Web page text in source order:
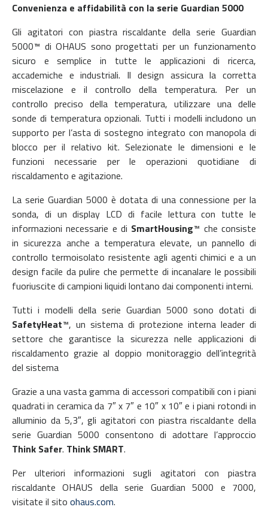
Convenienza e affidabilità con la serie Guardian 5000
Gli agitatori con piastra riscaldante della serie Guardian
5000™ di OHAUS sono progettati per un funzionamento
sicuro e semplice in tutte le applicazioni di ricerca,
accademiche e industriali. Il design assicura la corretta
miscelazione e il controllo della temperatura. Per un
controllo preciso della temperatura, utilizzare una delle
sonde di temperatura opzionali. Tutti i modelli includono un
supporto per l’asta di sostegno integrato con manopola di
blocco per il relativo kit. Selezionate le dimensioni e le
funzioni necessarie per le operazioni quotidiane di
riscaldamento e agitazione.
La serie Guardian 5000 è dotata di una connessione per la
sonda, di un display LCD di facile lettura con tutte le
informazioni necessarie e di SmartHousing™ che consiste
in sicurezza anche a temperatura elevate, un pannello di
controllo termoisolato resistente agli agenti chimici e a un
design facile da pulire che permette di incanalare le possibili
fuoriuscite di campioni liquidi lontano dai componenti interni.
Tutti i modelli della serie Guardian 5000 sono dotati di
SafetyHeat™, un sistema di protezione interna leader di
settore che garantisce la sicurezza nelle applicazioni di
riscaldamento grazie al doppio monitoraggio dell’integrità
del sistema
Grazie a una vasta gamma di accessori compatibili con i piani
quadrati in ceramica da 7″ x 7″ e 10″ x 10″ e i piani rotondi in
alluminio da 5,3″, gli agitatori con piastra riscaldante della
serie Guardian 5000 consentono di adottare l’approccio
Think Safer. Think SMART.
Per ulteriori informazioni sugli agitatori con piastra
riscaldante OHAUS della serie Guardian 5000 e 7000,
visitate il sito ohaus.com.